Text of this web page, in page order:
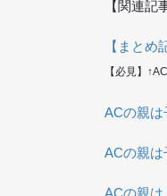
【関連記
【まと
【必見】
ACの親は
ACの親は
ACの親は